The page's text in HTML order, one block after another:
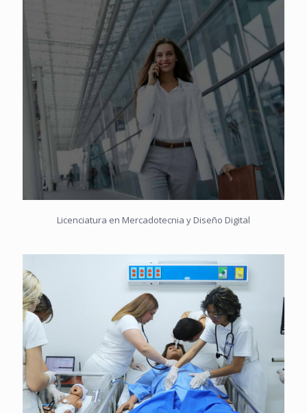
Licenciatura en Mercadotecnia y Diseño Digital